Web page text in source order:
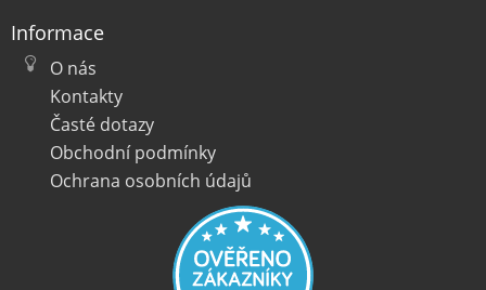
Informace
O nás
Kontakty
Časté dotazy
Obchodní podmínky
Ochrana osobních údajů